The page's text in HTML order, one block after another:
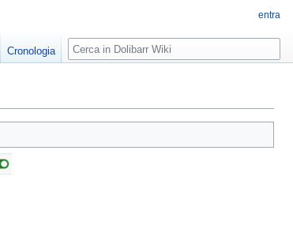
entra
Cronologia